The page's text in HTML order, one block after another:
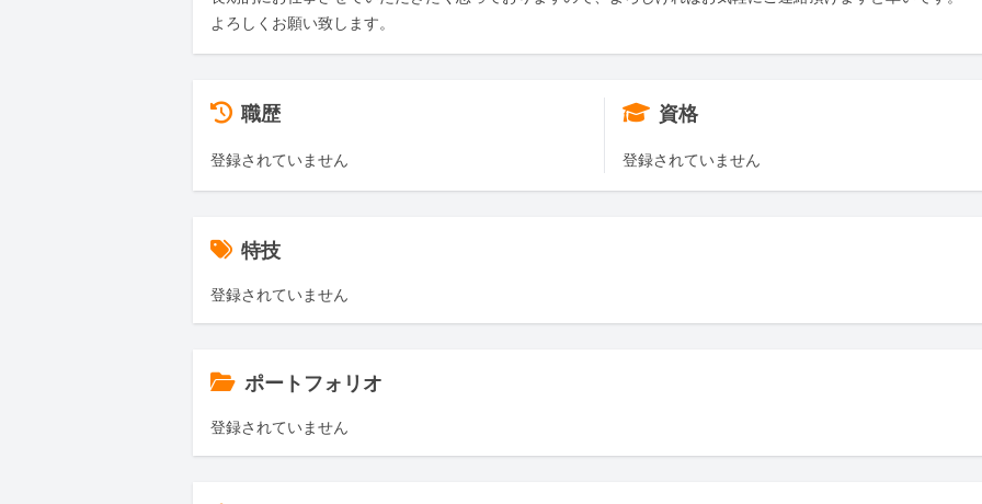
よろしくお願い致します。
職歴
登録されていません
資格
登録されていません
特技
登録されていません
ポートフォリオ
登録されていません